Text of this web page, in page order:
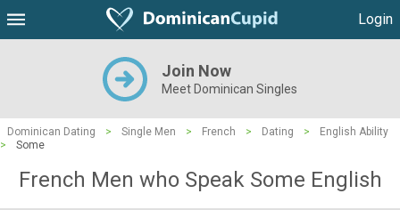
Login
Join Now
Meet Dominican Singles
Dominican Dating > Single Men > French > Dating >
English Ability
>
Some
French Men who Speak Some English